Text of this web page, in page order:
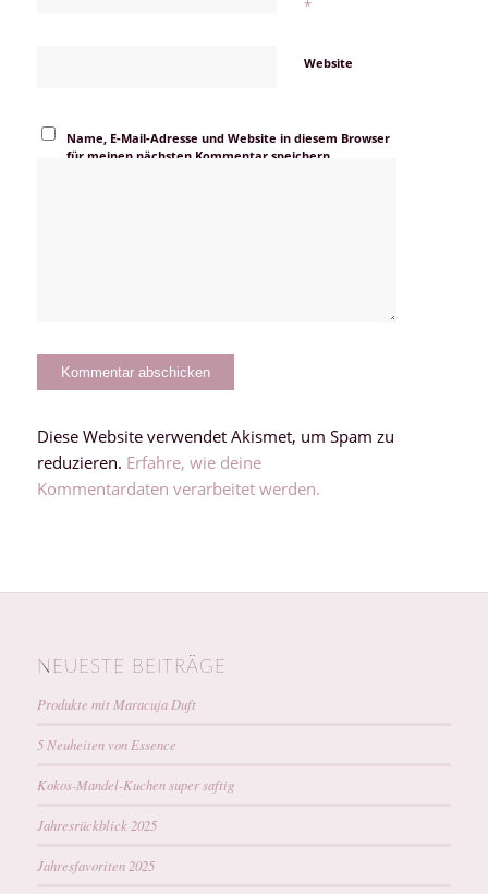
*
Website
Name, E-Mail-Adresse und Website in diesem Browser
für meinen nächsten Kommentar speichern.
Diese Website verwendet Akismet, um Spam zu
reduzieren. Erfahre, wie deine
Kommentardaten verarbeitet werden.
NEUESTE BEITRÄGE
Produkte mit Maracuja Duft
5 Neuheiten von Essence
Kokos-Mandel-Kuchen super saftig
Jahresrückblick 2025
Jahresfavoriten 2025